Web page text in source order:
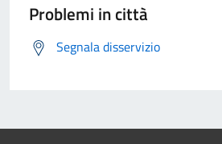
Problemi in città
Segnala disservizio